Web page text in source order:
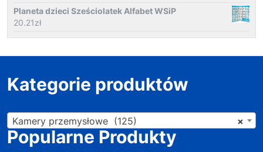
Planeta dzieci Sześciolatek Alfabet WSiP
20.21zł
Kategorie produktów
×
Kamery przemysłowe (125)
Popularne Produkty